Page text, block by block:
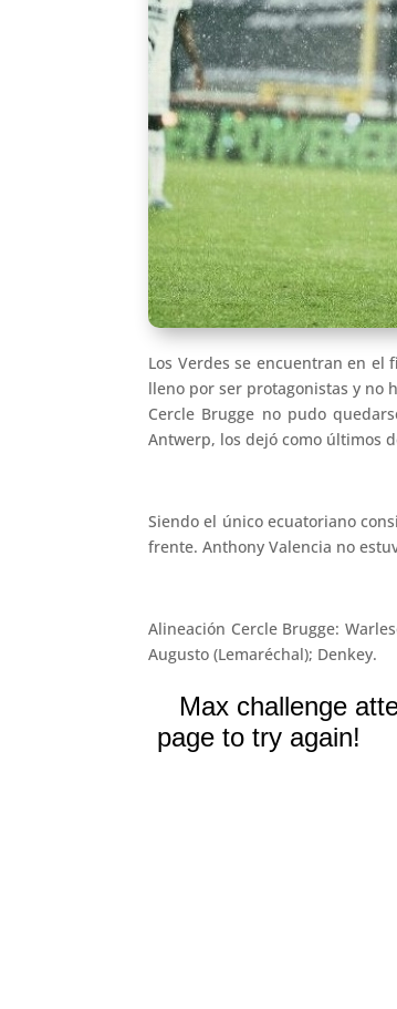
Los Verdes se encuentran en
lleno por ser protagonistas y no
Cercle Brugge no pudo
Antwerp, los dejó como últimos
Siendo el único ecuatoriano
frente. Anthony Valencia no
Alineación Cercle Brugge:
Augusto (Lemaréchal); Denkey.